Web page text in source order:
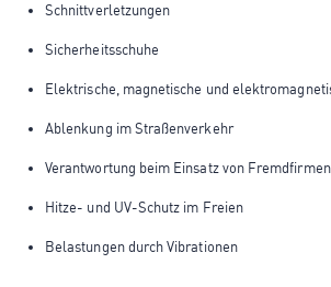
Schnittverletzungen
Sicherheitsschuhe
Elektrische, magnetische und
Ablenkung im Straßenverkehr
Verantwortung beim Einsatz von Fremdfirmen
Hitze- und UV-Schutz im Freien
Belastungen durch Vibrationen